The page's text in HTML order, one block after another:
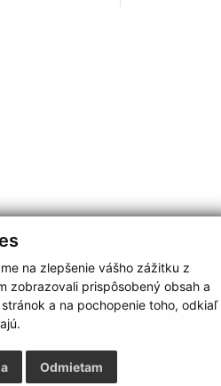
na zlepšenie vášho zážitku z
zobrazovali prispôsobený obsah a
a na pochopenie toho, odkiaľ
Odmietam